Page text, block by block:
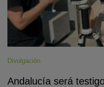
Divulgación
Andalucía será